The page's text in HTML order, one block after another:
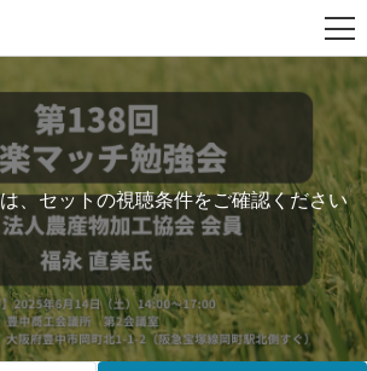
、セットの視聴条件をご確認ください